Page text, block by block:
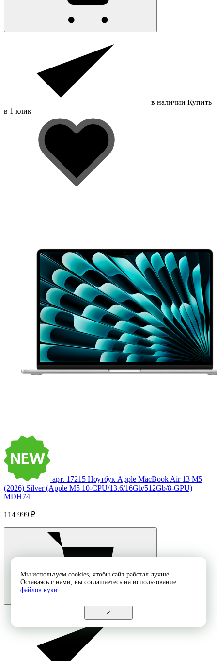
в наличии Купить
в 1 клик
арт. 17215 Ноутбук Apple MacBook Air 13 M5
(2026) Silver (Apple M5 10-CPU/13.6/16Gb/512Gb/8-GPU)
MDH74
114 999 ₽
Мы используем cookies, чтобы сайт работал лучше.
Оставаясь с нами, вы соглашаетесь на использование
файлов куки.
✓